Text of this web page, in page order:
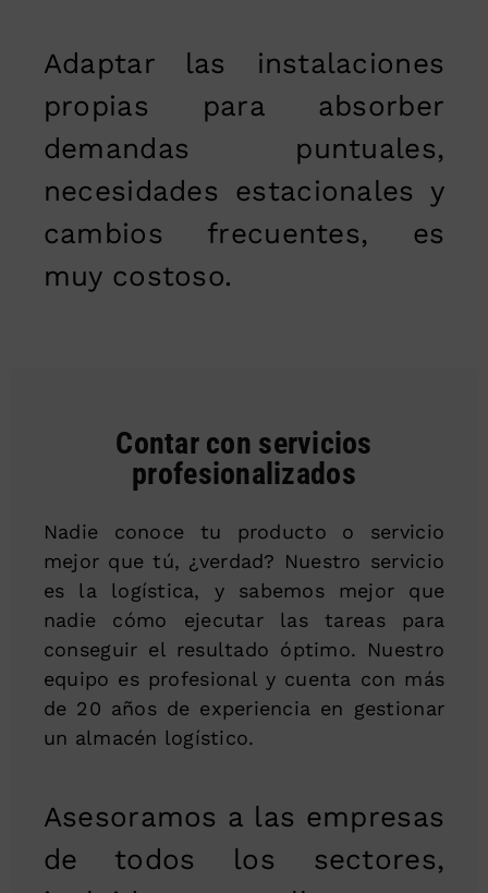
Adaptar las instalaciones
propias para absorber
demandas puntuales,
necesidades estacionales y
cambios frecuentes, es
muy costoso.
Contar con servicios
profesionalizados
Nadie conoce tu producto o servicio
mejor que tú, ¿verdad? Nuestro servicio
es la logística, y sabemos mejor que
nadie cómo ejecutar las tareas para
conseguir el resultado óptimo. Nuestro
equipo es profesional y cuenta con más
de 20 años de experiencia en gestionar
un almacén logístico.
Asesoramos a las empresas
de todos los sectores,